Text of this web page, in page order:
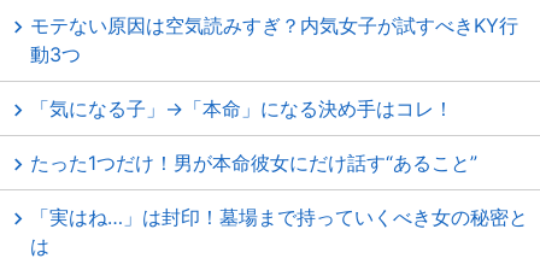
モテない原因は空気読みすぎ？内気女子が試すべきKY行
動3つ
「気になる子」→「本命」になる決め手はコレ！
たった1つだけ！男が本命彼女にだけ話す“あること”
「実はね…」は封印！墓場まで持っていくべき女の秘密と
は